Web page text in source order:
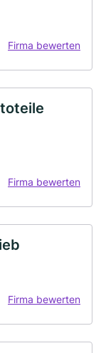
Firma bewerten
Firma bewerten
Firma bewerten